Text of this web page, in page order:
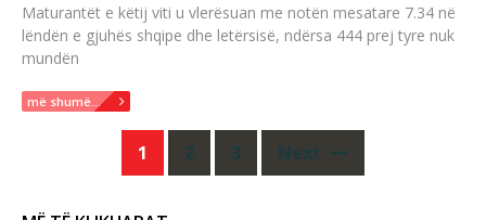
Maturantët e këtij viti u vlerësuan me notën mesatare 7.34 në
lëndën e gjuhës shqipe dhe letërsisë, ndërsa 444 prej tyre nuk
mundën
më shumë...
navigation
1 2 3 Next